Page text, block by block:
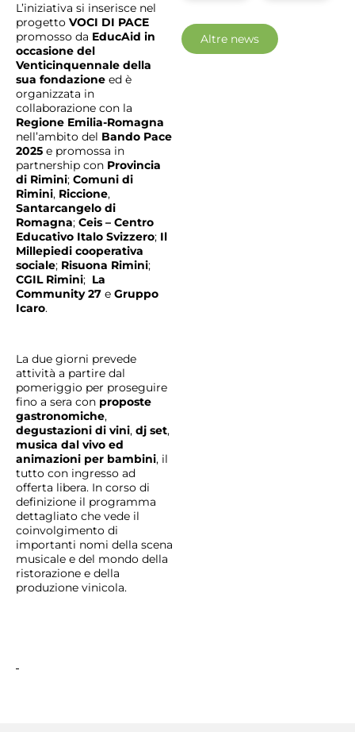
L’iniziativa si inserisce nel
progetto VOCI DI PACE
promosso da EducAid in
occasione del
Venticinquennale della
sua fondazione ed è
organizzata in
collaborazione con la
Regione Emilia-Romagna
nell’ambito del Bando Pace
2025 e promossa in
partnership con Provincia
di Rimini; Comuni di
Rimini, Riccione,
Santarcangelo di
Romagna; Ceis – Centro
Educativo Italo Svizzero; Il
Millepiedi cooperativa
sociale; Risuona Rimini;
CGIL Rimini; La
Community 27 e Gruppo
Icaro.
La due giorni prevede
attività a partire dal
pomeriggio per proseguire
fino a sera con proposte
gastronomiche,
degustazioni di vini, dj set,
musica dal vivo ed
animazioni per bambini, il
tutto con ingresso ad
offerta libera. In corso di
definizione il programma
dettagliato che vede il
coinvolgimento di
importanti nomi della scena
musicale e del mondo della
ristorazione e della
produzione vinicola.
Altre news